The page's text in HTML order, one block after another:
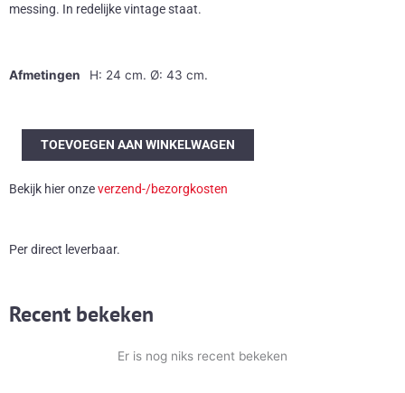
messing. In redelijke vintage staat.
Afmetingen H: 24 cm. Ø: 43 cm.
Kalmar
hanglamp
TOEVOEGEN AAN WINKELWAGEN
Bekijk hier onzeverzend-/bezorgkosten
Per direct leverbaar.
Recent bekeken
Er is nog niks recent bekeken